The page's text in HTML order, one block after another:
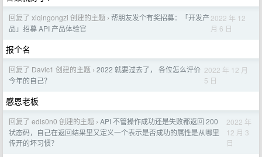
回复了 xiqingongzi 创建的主题 › 帮朋友发个有奖招募：「开发产
品」招募 API 产品体验官
2022 年 12
月 6 日
报个名
回复了 Davic1 创建的主题 › 2022 就要过去了， 各位怎么评价
今年的自己？
2022 年 12 月
5 日
感恩老板
回复了 edis0n0 创建的主题 › API 不管操作成功还是失败都返回 200
状态码，自己在返回结果里又定义一个表示是否成功的属性是从哪里
传开的坏习惯？
2022 年
12 月 3
日